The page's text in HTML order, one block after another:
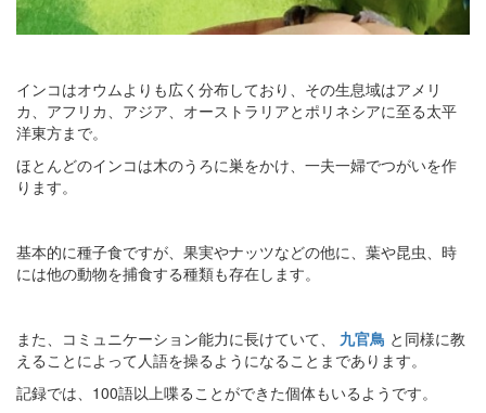
インコはオウムよりも広く分布しており、その生息域はアメリ
カ、アフリカ、アジア、オーストラリアとポリネシアに至る太平
洋東方まで。
ほとんどのインコは木のうろに巣をかけ、一夫一婦でつがいを作
ります。
基本的に種子食ですが、果実やナッツなどの他に、葉や昆虫、時
には他の動物を捕食する種類も存在します。
また、コミュニケーション能力に長けていて、 九官鳥 と同様に教
えることによって人語を操るようになることまであります。
記録では、100語以上喋ることができた個体もいるようです。